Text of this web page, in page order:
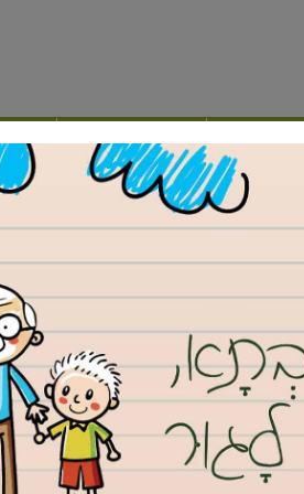
דתית תרבות ופנאי
לראש העיר הבא
הביטחוני בממשלת החירום,
סער: “שיתוף פעולה עם בכירי